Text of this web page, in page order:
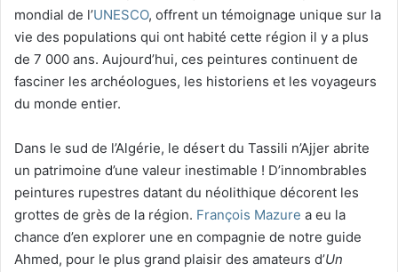
mondial de l’UNESCO, offrent un témoignage unique sur la
vie des populations qui ont habité cette région il y a plus
de 7 000 ans. Aujourd’hui, ces peintures continuent de
fasciner les archéologues, les historiens et les voyageurs
du monde entier.
Dans le sud de l’Algérie, le désert du Tassili n’Ajjer abrite
un patrimoine d’une valeur inestimable ! D’innombrables
peintures rupestres datant du néolithique décorent les
grottes de grès de la région. François Mazure a eu la
chance d’en explorer une en compagnie de notre guide
Ahmed, pour le plus grand plaisir des amateurs d’Un